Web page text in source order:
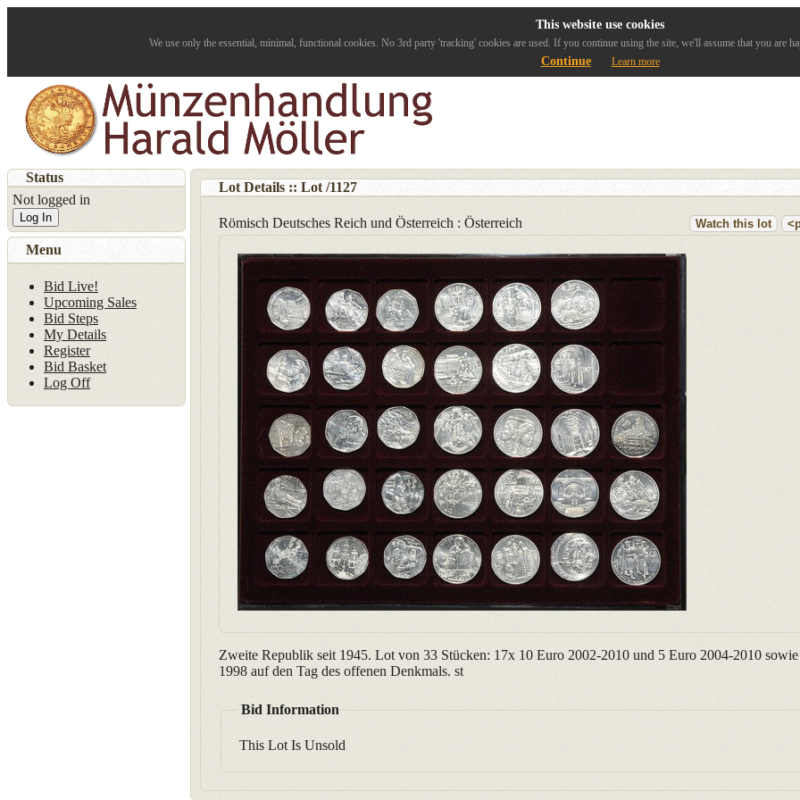
This website use cookies
We use only the essential, minimal, functional cookies. No 3rd party 'tracking' cookies are used. If you continue using the site, we'll assume that you are
Continue Learn more
Lot Details :: Lot /1127
Watch this lot
Römisch Deutsches Reich und Österreich : Österreich
Zweite Republik seit 1945. Lot von 33 Stücken: 17x 10 Euro 2002-2010 und 5 Euro 2004-2010
1998 auf den Tag des offenen Denkmals. st
Bid Information
This Lot Is Unsold
Status
Not logged in
Log In
Menu
Bid Live!
Upcoming Sales
Bid Steps
My Details
Register
Bid Basket
Log Off